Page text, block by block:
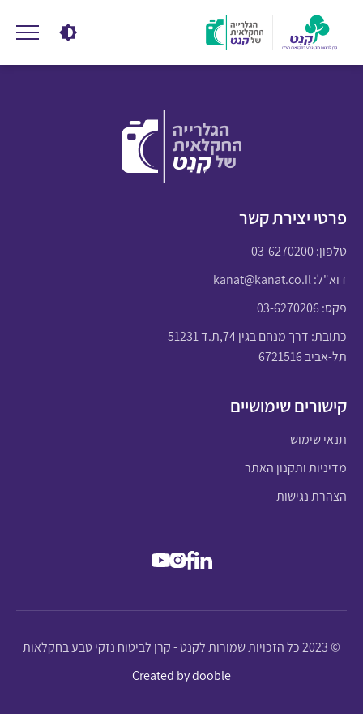
פרטי יצירת קשר
טלפון:03-6270200
דוא"ל:kanat@kanat.co.il
פקס: 03-6270206
כתובת: דרך מנחם בגין 74,ת.ד 51231
תל-אביב 6721516
קישורים שימושיים
תנאי שימוש
מדיניות ותקנון האתר
הצהרת נגישות
© 2023 כל הזכויות שמורות לקנט - קרן לביטוח נזקי טבע בחקלאות
Created by dooble